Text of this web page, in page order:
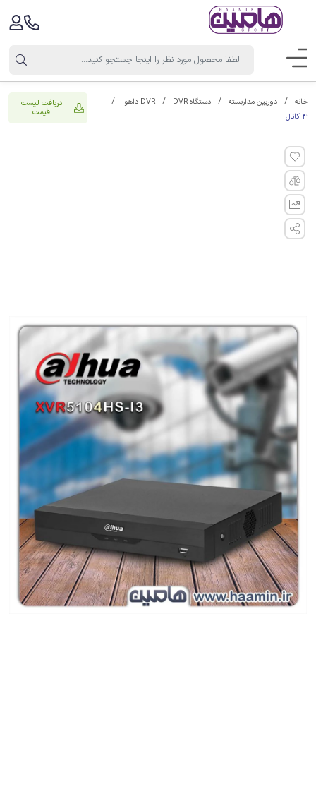
خانه دوربین مداربسته دستگاه DVR
DVR داهوا
4 کانال
دریافت لیست
قیمت